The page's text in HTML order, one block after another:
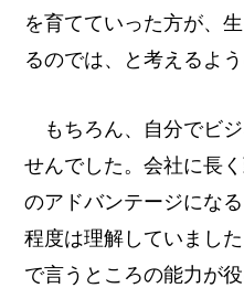
を育てていった方が、
るのでは、と考えるよう
もちろん、自分でビ
せんでした。会社に長
のアドバンテージにな
程度は理解していまし
で言うところの能力が